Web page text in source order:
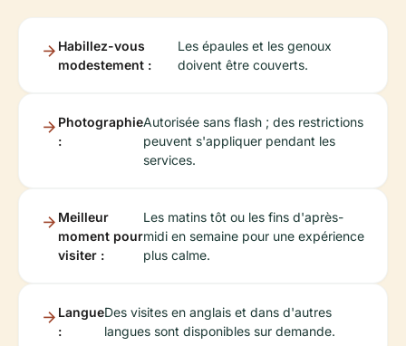
Habillez-vous
modestement :
Les épaules et les genoux
doivent être couverts.
Photographie
:
Autorisée sans flash ; des restrictions
peuvent s'appliquer pendant les
services.
Meilleur
moment pour
visiter :
Les matins tôt ou les fins d'après-
midi en semaine pour une expérience
plus calme.
Langue
:
Des visites en anglais et dans d'autres
langues sont disponibles sur demande.